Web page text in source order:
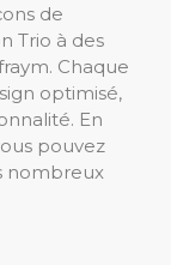
de
Trio à des
Chaque
optimisé,
En
pouvez
nombreux